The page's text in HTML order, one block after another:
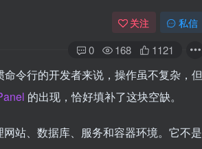
关注 私信
0 168 1121
令行的开发者来说，操作虽不复杂，但
的出现，恰好填补了这块空缺。
站、数据库、服务和容器环境。它不是